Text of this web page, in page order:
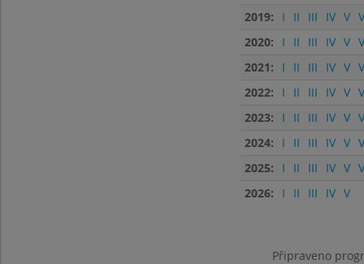
2019:
I II III IV V
2020:
I II III IV V
2021:
I II III IV V
2022:
I II III IV V
2023:
I II III IV V
2024:
I II III IV V
2025:
I II III IV V
2026:
I II III IV V
Připraveno